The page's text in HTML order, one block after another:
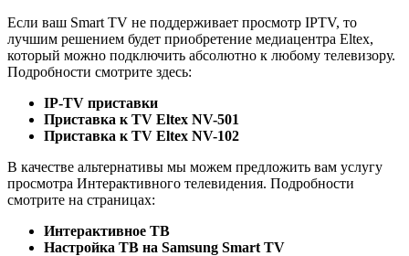
Если ваш Smart TV не поддерживает просмотр IPTV, то
лучшим решением будет приобретение медиацентра Eltex,
который можно подключить абсолютно к любому телевизору.
Подробности смотрите здесь:
IP-TV приставки
Приставка к TV Eltex NV-501
Приставка к TV Eltex NV-102
В качестве альтернативы мы можем предложить вам услугу
просмотра Интерактивного телевидения. Подробности
смотрите на страницах:
Интерактивное ТВ
Настройка ТВ на Samsung Smart TV